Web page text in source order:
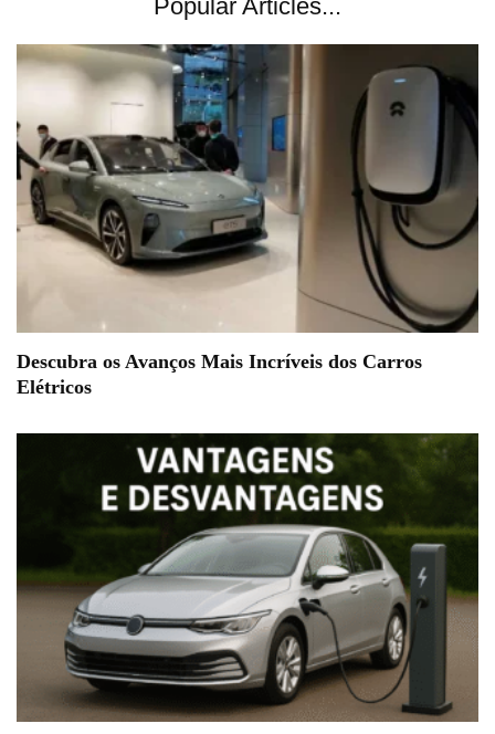
Popular Articles...
Descubra os Avanços Mais Incríveis dos Carros
Elétricos